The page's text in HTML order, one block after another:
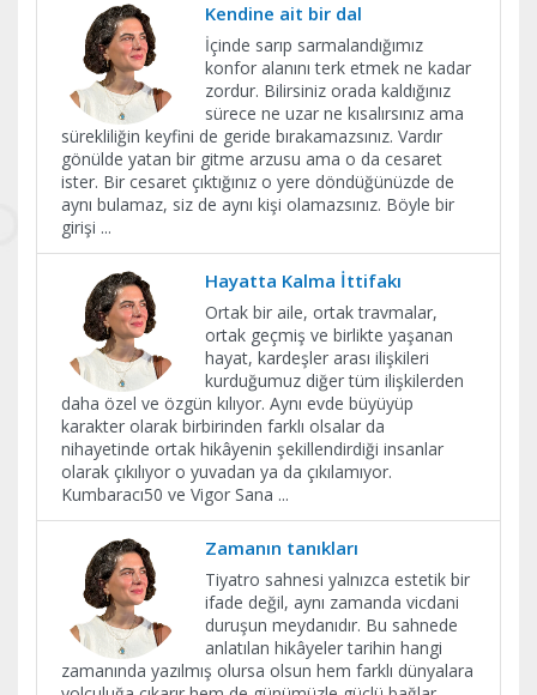
​Kendine ait bir dal
İçinde sarıp sarmalandığımız
konfor alanını terk etmek ne kadar
zordur. Bilirsiniz orada kaldığınız
sürece ne uzar ne kısalırsınız ama
sürekliliğin keyfini de geride bırakamazsınız. Vardır
gönülde yatan bir gitme arzusu ama o da cesaret
ister. Bir cesaret çıktığınız o yere döndüğünüzde de
aynı bulamaz, siz de aynı kişi olamazsınız. Böyle bir
girişi ...
Hayatta Kalma İttifakı
Ortak bir aile, ortak travmalar,
ortak geçmiş ve birlikte yaşanan
hayat, kardeşler arası ilişkileri
kurduğumuz diğer tüm ilişkilerden
daha özel ve özgün kılıyor. Aynı evde büyüyüp
karakter olarak birbirinden farklı olsalar da
nihayetinde ortak hikâyenin şekillendirdiği insanlar
olarak çıkılıyor o yuvadan ya da çıkılamıyor.
Kumbaracı50 ve Vigor Sana ...
Zamanın tanıkları
Tiyatro sahnesi yalnızca estetik bir
ifade değil, aynı zamanda vicdani
duruşun meydanıdır. Bu sahnede
anlatılan hikâyeler tarihin hangi
zamanında yazılmış olursa olsun hem farklı dünyalara